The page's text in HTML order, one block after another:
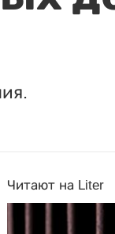
Читают на Liter